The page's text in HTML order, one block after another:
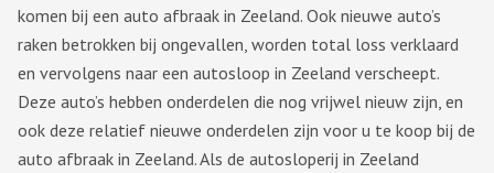
komen bij een auto afbraak in Zeeland. Ook nieuwe auto’s
raken betrokken bij ongevallen, worden total loss verklaard
en vervolgens naar een autosloop in Zeeland verscheept.
Deze auto’s hebben onderdelen die nog vrijwel nieuw zijn, en
ook deze relatief nieuwe onderdelen zijn voor u te koop bij de
auto afbraak in Zeeland. Als de autosloperij in Zeeland